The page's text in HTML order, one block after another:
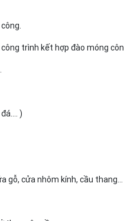
trình kết hợp đào móng
)
gỗ, cửa nhôm kính, cầu thang...